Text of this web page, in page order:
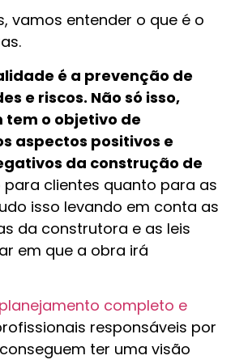
vamos entender o que é o
é a prevenção de
e riscos. Não só isso,
o objetivo de
aspectos positivos e
da construção de
clientes quanto para as
isso levando em conta as
da construtora e as leis
em que a obra irá
planejamento completo e
responsáveis por
ter uma visão